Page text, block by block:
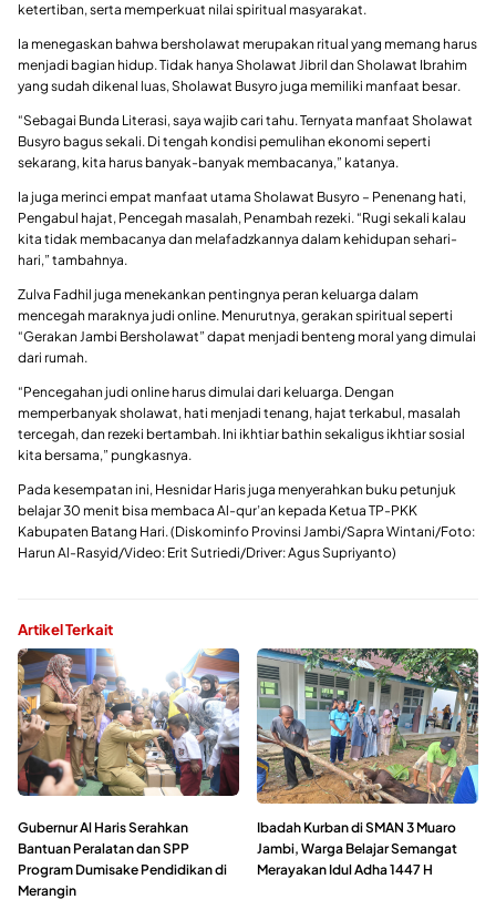
ketertiban, serta memperkuat nilai spiritual masyarakat.
Ia menegaskan bahwa bersholawat merupakan ritual yang memang harus
menjadi bagian hidup. Tidak hanya Sholawat Jibril dan Sholawat Ibrahim
yang sudah dikenal luas, Sholawat Busyro juga memiliki manfaat besar.
“Sebagai Bunda Literasi, saya wajib cari tahu. Ternyata manfaat Sholawat
Busyro bagus sekali. Di tengah kondisi pemulihan ekonomi seperti
sekarang, kita harus banyak-banyak membacanya,” katanya.
Ia juga merinci empat manfaat utama Sholawat Busyro – Penenang hati,
Pengabul hajat, Pencegah masalah, Penambah rezeki. “Rugi sekali kalau
kita tidak membacanya dan melafadzkannya dalam kehidupan sehari-
hari,” tambahnya.
Zulva Fadhil juga menekankan pentingnya peran keluarga dalam
mencegah maraknya judi online. Menurutnya, gerakan spiritual seperti
“Gerakan Jambi Bersholawat” dapat menjadi benteng moral yang dimulai
dari rumah.
“Pencegahan judi online harus dimulai dari keluarga. Dengan
memperbanyak sholawat, hati menjadi tenang, hajat terkabul, masalah
tercegah, dan rezeki bertambah. Ini ikhtiar bathin sekaligus ikhtiar sosial
kita bersama,” pungkasnya.
Pada kesempatan ini, Hesnidar Haris juga menyerahkan buku petunjuk
belajar 30 menit bisa membaca Al-qur’an kepada Ketua TP-PKK
Kabupaten Batang Hari. (Diskominfo Provinsi Jambi/Sapra Wintani/Foto:
Harun Al-Rasyid/Video: Erit Sutriedi/Driver: Agus Supriyanto)
Artikel Terkait
Gubernur Al Haris Serahkan
Bantuan Peralatan dan SPP
Program Dumisake Pendidikan di
Merangin
Ibadah Kurban di SMAN 3 Muaro
Jambi, Warga Belajar Semangat
Merayakan Idul Adha 1447 H